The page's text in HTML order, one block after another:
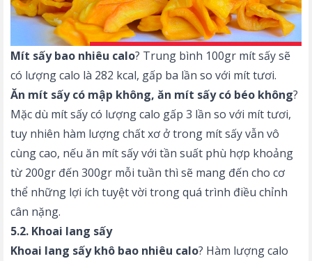
Mít sấy bao nhiêu calo? Trung bình 100gr mít sấy sẽ
có lượng calo là 282 kcal, gấp ba lần so với mít tươi.
Ăn mít sấy có mập không, ăn mít sấy có béo không?
Mặc dù mít sấy có lượng calo gấp 3 lần so với mít tươi,
tuy nhiên hàm lượng chất xơ ở trong mít sấy vẫn vô
cùng cao, nếu ăn mít sấy với tần suất phù hợp khoảng
từ 200gr đến 300gr mỗi tuần thì sẽ mang đến cho cơ
thể những lợi ích tuyệt vời trong quá trình điều chỉnh
cân nặng.
5.2. Khoai lang sấy
Khoai lang sấy khô bao nhiêu calo? Hàm lượng calo